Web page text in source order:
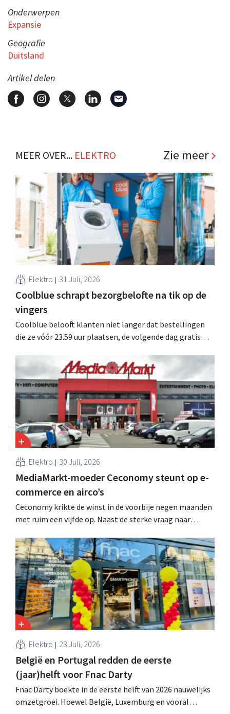
Onderwerpen
Expansie
Geografie
Duitsland
Artikel delen
MEER OVER... ELEKTRO Zie meer
Elektro 31 Juli, 2026
Coolblue schrapt bezorgbelofte na tik op de
vingers
Coolblue belooft klanten niet langer dat bestellingen
die ze vóór 23.59 uur plaatsen, de volgende dag gratis
nadat de Nederlandse Reclame Code Commissie
oordeelde dat de belofte misleidend en oneerlijk was.
Elektro 30 Juli, 2026
MediaMarkt-moeder Ceconomy steunt op e-
commerce en airco’s
Ceconomy krikte de winst in de voorbije negen maanden
met ruim een vijfde op. Naast de sterke vraag naar
en de marktplaats bij aan de groei.
Elektro 23 Juli, 2026
België en Portugal redden de eerste
(jaar)helft voor Fnac Darty
Fnac Darty boekte in de eerste helft van 2026 nauwelijks
omzetgroei. Hoewel België, Luxemburg en vooral